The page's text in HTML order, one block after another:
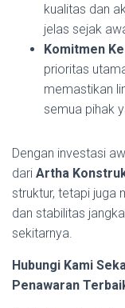
kualitas dan
jelas sejak
Komitmen
prioritas
memastikan
semua pihak
Dengan investasi
dari Artha
struktur, tetapi juga
dan stabilitas
sekitarnya.
Hubungi Kami
Penawaran